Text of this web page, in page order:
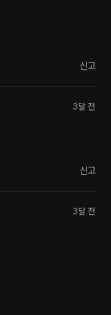
신고
3달 전
신고
3달 전